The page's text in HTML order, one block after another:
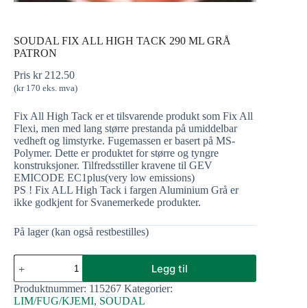
SOUDAL FIX ALL HIGH TACK 290 ML GRÅ
PATRON
Pris kr212.50
(kr170 eks. mva)
Fix All High Tack er et tilsvarende produkt som Fix All
Flexi, men med lang større prestanda på umiddelbar
vedheft og limstyrke. Fugemassen er basert på MS-
Polymer. Dette er produktet for større og tyngre
konstruksjoner. Tilfredsstiller kravene til GEV
EMICODE EC1plus(very low emissions)
PS ! Fix ALL High Tack i fargen Aluminium Grå er
ikke godkjent for Svanemerkede produkter.
På lager (kan også restbestilles)
Legg til
Produktnummer: 115267 Kategorier:
LIM/FUG/KJEMI, SOUDAL